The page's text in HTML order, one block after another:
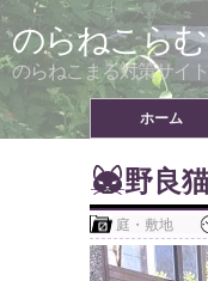
Skip
to
content
のらねこらむ
のらねこまる対策サイト
ホーム
野良
庭・敷地